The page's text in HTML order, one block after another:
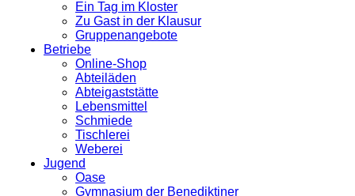
Ein Tag im Kloster
Zu Gast in der Klausur
Gruppenangebote
Betriebe
Online-Shop
Abteiläden
Abteigaststätte
Lebensmittel
Schmiede
Tischlerei
Weberei
Jugend
Oase
Gymnasium der Benediktiner